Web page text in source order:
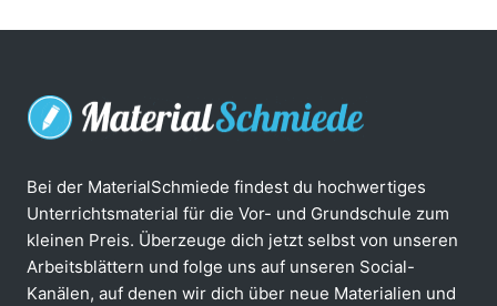
Bei der MaterialSchmiede findest du hochwertiges
Unterrichtsmaterial für die Vor- und Grundschule zum
kleinen Preis. Überzeuge dich jetzt selbst von unseren
Arbeitsblättern und folge uns auf unseren Social-
Kanälen, auf denen wir dich über neue Materialien und